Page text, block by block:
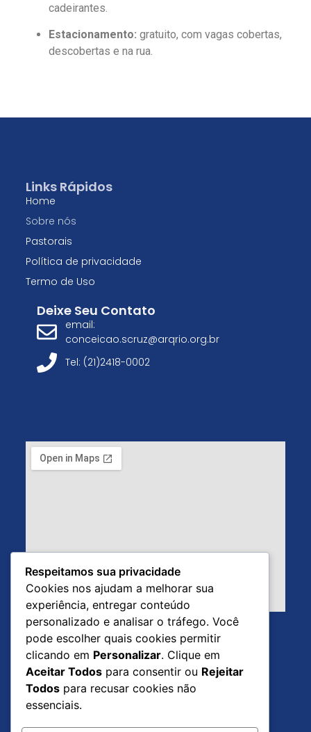
cadeirantes.
Estacionamento: gratuito, com vagas cobertas,
descobertas e na rua.
Links Rápidos
Home
Sobre nós
Pastorais
Política de privacidade
Termo de Uso
Deixe Seu Contato
email:
conceicao.scruz@arqrio.org.br
Tel: (21)2418-0002
Respeitamos sua privacidade
Cookies nos ajudam a melhorar sua
experiência, entregar conteúdo
personalizado e analisar o tráfego. Você
pode escolher quais cookies permitir
clicando em Personalizar. Clique em
Aceitar Todos para consentir ou Rejeitar
Todos para recusar cookies não
essenciais.